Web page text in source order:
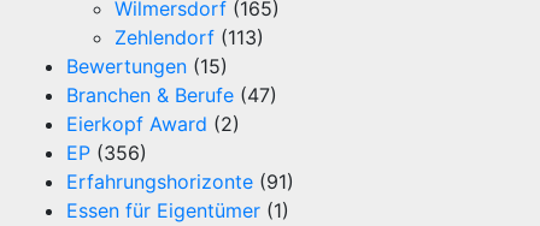
Wilmersdorf (165)
Zehlendorf (113)
Bewertungen (15)
Branchen & Berufe (47)
Eierkopf Award (2)
EP (356)
Erfahrungshorizonte (91)
Essen für Eigentümer (1)